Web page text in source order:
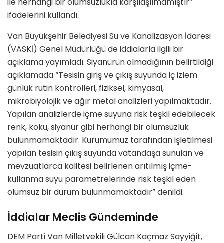
ile herhangi bir olumsuzlukla karşılaşılmamıştır”
ifadelerini kullandı.
Van Büyükşehir Belediyesi Su ve Kanalizasyon İdaresi
(VASKİ) Genel Müdürlüğü de iddialarla ilgili bir
açıklama yayımladı. Siyanürün olmadığının belirtildiği
açıklamada “Tesisin giriş ve çıkış suyunda iç izlem
günlük rutin kontrolleri, fiziksel, kimyasal,
mikrobiyolojik ve ağır metal analizleri yapılmaktadır.
Yapılan analizlerde içme suyuna risk teşkil edebilecek
renk, koku, siyanür gibi herhangi bir olumsuzluk
bulunmamaktadır. Kurumumuz tarafından işletilmesi
yapılan tesisin çıkış suyunda vatandaşa sunulan ve
mevzuatlarca kalitesi belirlenen arıtılmış içme-
kullanma suyu parametrelerinde risk teşkil eden
olumsuz bir durum bulunmamaktadır” denildi.
İddialar Meclis Gündeminde
DEM Parti Van Milletvekili Gülcan Kaçmaz Sayyiğit,